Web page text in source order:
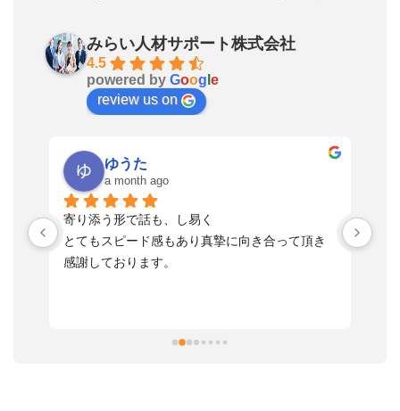
みらい人材サポート株式会社
4.5
powered by Goog e
review us on
ゆうた
a month ago
寄り添う形で話も、し易く
とてもスピード感もあり真摯に向き合って頂き
感謝しております。